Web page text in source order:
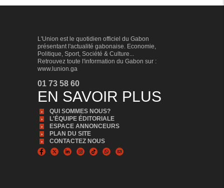
L'Union est le quotidien officiel du Gabon
présentant l'actualité gabonaise. Economie,
Politique, Sport, Société & Culture...
Retrouvez toute l'information du Gabon sur :
www.lunion.ga
01 73 58 60
EN SAVOIR PLUS
QUI SOMMES NOUS?
L'ÉQUIPE ÉDITORIALE
ESPACE ANNONCEURS
PLAN DU SITE
CONTACTEZ NOUS